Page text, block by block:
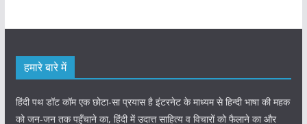
हमारे बारे में
हिंदी पथ डॉट कॉम एक छोटा-सा प्रयास है इंटरनेट के माध्यम से हिन्दी भाषा की महक
को जन-जन तक पहुँचाने का, हिंदी में उदात्त साहित्य व विचारों को फैलाने का और